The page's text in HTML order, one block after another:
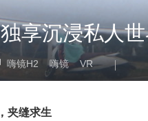
享沉浸私人
嗨镜H2 嗨镜 VR
夹缝求生